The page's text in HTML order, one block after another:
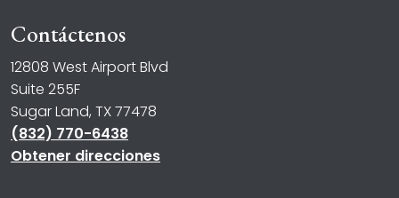
Contáctenos
12808 West Airport Blvd
Suite 255F
Sugar Land, TX 77478
(832) 770-6438
Obtener direcciones